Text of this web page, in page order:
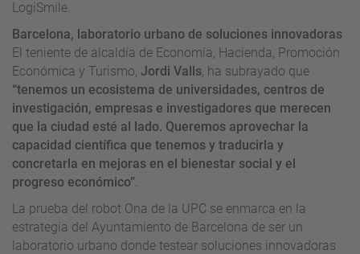
LogiSmile.
Barcelona, laboratorio urbano de soluciones innovadoras
El teniente de alcaldía de Economía, Hacienda, Promoción
Económica y Turismo, Jordi Valls , ha subrayado que
“tenemos un ecosistema de universidades, centros de
investigación, empresas e investigadores que merecen
que la ciudad esté al lado. Queremos aprovechar la
capacidad científica que tenemos y traducirla y
concretarla en mejoras en el bienestar social y el
progreso económico”
La prueba del robot Ona de la UPC se enmarca en la
estrategia del Ayuntamiento de Barcelona de ser un
laboratorio urbano donde testear soluciones innovadoras